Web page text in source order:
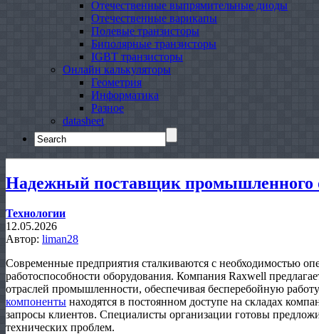
Отечественные выпрямительные диоды
Отечественные варикапы
Полевые транзисторы
Биполярные транзисторы
IGBT транзисторы
Онлайн калькуляторы
Геометрия
Информатика
Разное
datasheet
Search
for:
Надежный поставщик промышленного
Технологии
12.05.2026
Автор: liman28
Современные предприятия сталкиваются с необходимостью
работоспособности оборудования. Компания Raxwell
отраслей промышленности, обеспечивая бесперебойную
компоненты находятся в постоянном доступе на складах
запросы клиентов. Специалисты организации готовы
технических проблем.